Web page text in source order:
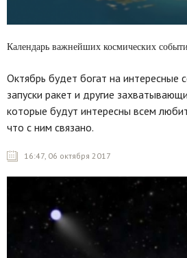
Календарь важнейших космических
Октябрь будет богат на интересные
запуски ракет и другие
которые будут интересны всем
что с ним связано.
16:47, 06 октября 2017